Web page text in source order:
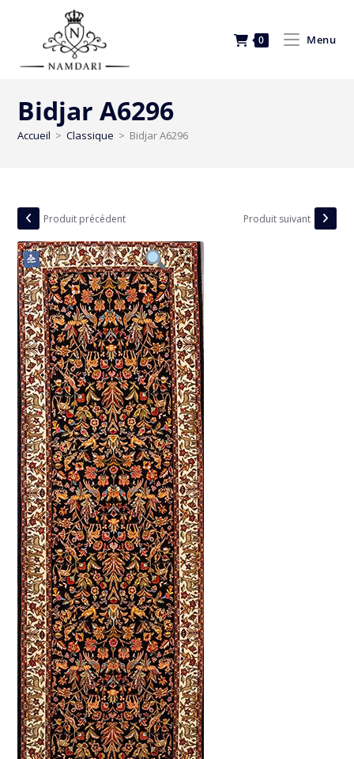
0 Menu
Bidjar A6296
Accueil > Classique > Bidjar A6296
Produit précédent Produit suivant